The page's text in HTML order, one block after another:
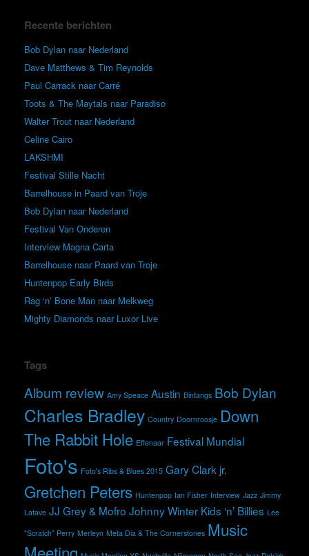
Recente berichten
Bob Dylan naar Nederland
Dave Matthews & Tim Reynolds
Paul Carrack naar Carré
Toots & The Maytals naar Paradiso
Walter Trout naar Nederland
Celine Cairo
LAKSHMI
Festival Stille Nacht
Barrelhouse in Paard van Troje
Bob Dylan naar Nederland
Festival Van Onderen
Interview Magna Carta
Barrelhouse naar Paard van Troje
Huntenpop Early Birds
Rag ‘n’ Bone Man naar Melkweg
Mighty Diamonds naar Luxor Live
Tags
Album review Amy Speace Austin Bintangs Bob Dylan
Charles Bradley Country Doornroosje Down
The Rabbit Hole Effenaar Festival Mundial
Foto's Foto's Ribs & Blues 2015 Gary Clark jr.
Gretchen Peters Huntenpop Ian Fisher Interview Jazz Jimmy
Lafave JJ Grey & Mofro Johnny Winter Kids ‘n’ Billies Lee
"Scratch" Perry Merleyn Meta Dia & The Cornerstones Music